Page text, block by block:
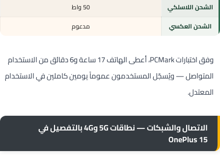
الشحن اللاسلكي
50 واط
الشحن العكسي
مدعوم
وفق اختبارات PCMark، أعطى الهاتف 17 ساعة و6 دقائق من الاستخدام
المتواصل — ويُسجّل المستخدمون عموماً يومين كاملين في الاستخدام
المعتدل.
الاتصال والشبكات — نطاقات 5G و4G بالتفصيل في
OnePlus 15